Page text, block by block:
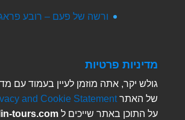
ורשה של פעם – רובע
מדיניות פרטיות
גולש יקר, אתה מוזמן לעיין בעמוד עם
של האתרand Cookie Statement
על התוכן באתר שייכים ל tours.com